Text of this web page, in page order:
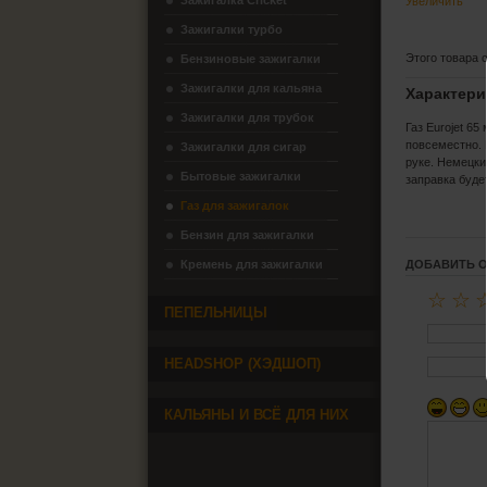
Этого товара
Газ Eurojet 65
повсеместно.
руке.
заправка
ДОБАВИТЬ
☆
☆
☆
Зажигалки турбо
Бензиновые зажигалки
Зажигалки для кальяна
Зажигалки для трубок
Зажигалки для сигар
Бытовые зажигалки
Газ для зажигалок
Бензин для зажигалки
Кремень для зажигалки
ПЕПЕЛЬНИЦЫ
HEADSHOP (ХЭДШОП)
КАЛЬЯНЫ И ВСЁ ДЛЯ НИХ